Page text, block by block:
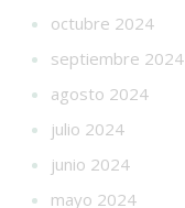
octubre 2024
septiembre 2024
agosto 2024
julio 2024
junio 2024
mayo 2024